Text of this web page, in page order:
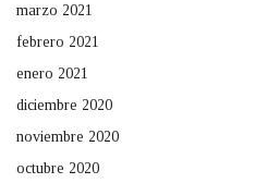
marzo 2021
febrero 2021
enero 2021
diciembre 2020
noviembre 2020
octubre 2020